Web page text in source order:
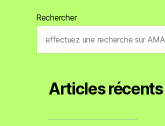
Rechercher
Articles récents